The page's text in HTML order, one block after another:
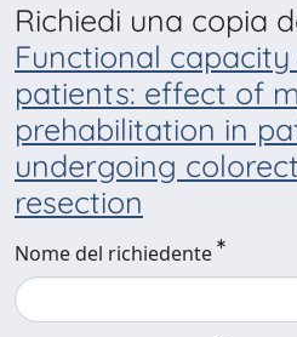
Richiedi una copia
Functional
patients: effect of
prehabilitation in
undergoing
resection
Nome del richiedente